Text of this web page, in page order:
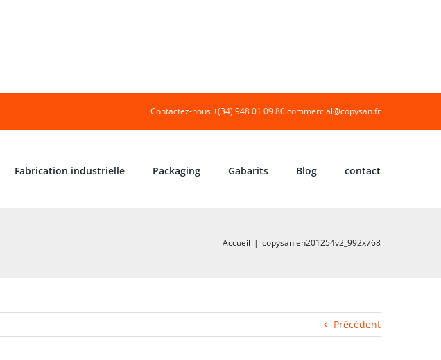
Contactez-nous +(34) 948 01 09 80commercial@copysan.fr
Fabrication industrielle Packaging Gabarits Blog contact
Accueil | copysan en201254v2_992x768
Précédent